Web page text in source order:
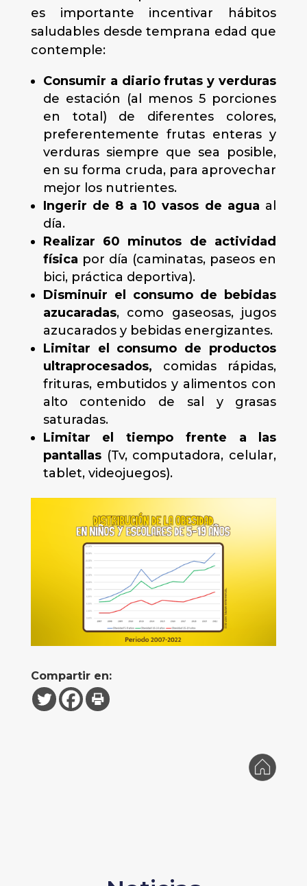
es importante incentivar hábitos
saludables desde temprana edad que
contemple:
Consumir a diario frutas y verduras
de estación (al menos 5 porciones
en total) de diferentes colores,
preferentemente frutas enteras y
verduras siempre que sea posible,
en su forma cruda, para aprovechar
mejor los nutrientes.
Ingerir de 8 a 10 vasos de agua al
día.
Realizar 60 minutos de actividad
física por día (caminatas, paseos en
bici, práctica deportiva).
Disminuir el consumo de bebidas
azucaradas, como gaseosas, jugos
azucarados y bebidas energizantes.
Limitar el consumo de productos
ultraprocesados, comidas rápidas,
frituras, embutidos y alimentos con
alto contenido de sal y grasas
saturadas.
Limitar el tiempo frente a las
pantallas (Tv, computadora, celular,
tablet, videojuegos).
Compartir en: